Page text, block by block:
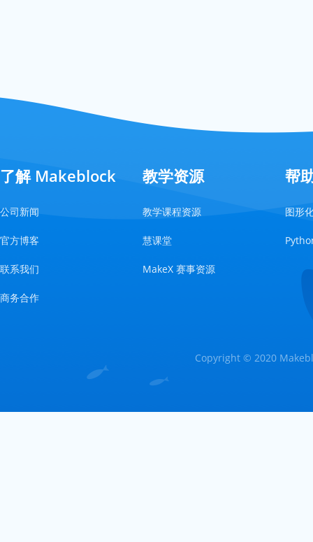
了解 Makeblock
公司新闻
官方博客
联系我们
商务合作
教学资源
教学课程资源
慧课堂
MakeX 赛事资源
帮
图形
Copyright © 2020